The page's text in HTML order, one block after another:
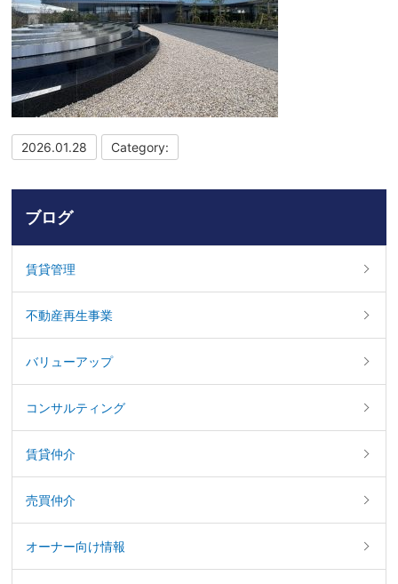
2026.01.28 Category:
ブログ
賃貸管理
不動産再生事業
バリューアップ
コンサルティング
賃貸仲介
売買仲介
オーナー向け情報